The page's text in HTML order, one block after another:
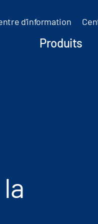
d'information
Produits